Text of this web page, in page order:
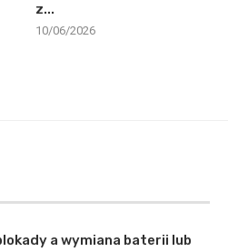
z...
10/06/2026
a wymiana baterii lub